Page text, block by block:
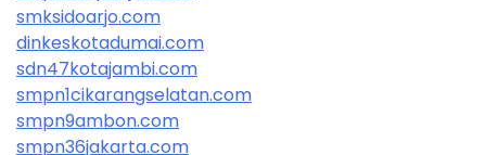
smksidoarjo.com
dinkeskotadumai.com
sdn47kotajambi.com
smpn1cikarangselatan.com
smpn9ambon.com
smpn36jakarta.com